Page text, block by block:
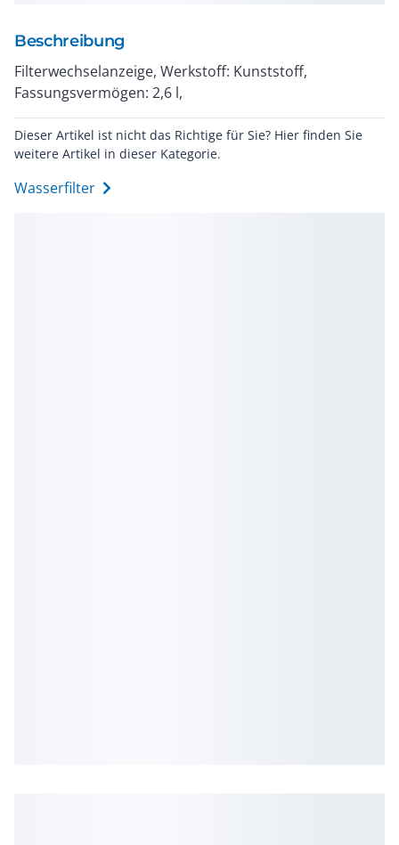
Beschreibung
Filterwechselanzeige, Werkstoff: Kunststoff,
Fassungsvermögen: 2,6 l,
Dieser Artikel ist nicht das Richtige für Sie? Hier finden Sie
weitere Artikel in dieser Kategorie.
Wasserfilter